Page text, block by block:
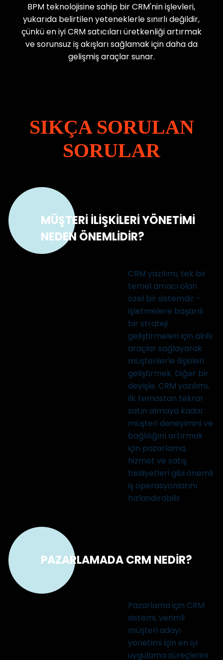
BPM teknolojisine sahip bir CRM'nin işlevleri,
yukarıda belirtilen yeteneklerle sınırlı değildir,
çünkü en iyi CRM satıcıları üretkenliği artırmak
ve sorunsuz iş akışları sağlamak için daha da
gelişmiş araçlar sunar.
SIKÇA SORULAN
SORULAR
MÜŞTERİ İLİŞKİLERİ YÖNETİMİ
NEDEN ÖNEMLİDİR?
CRM yazılımı, tek bir
temel amacı olan
özel bir sistemdir -
işletmelere başarılı
bir strateji
geliştirmeleri için akıllı
araçlar sağlayarak
müşterilerle ilişkileri
geliştirmek. Diğer bir
deyişle, CRM yazılımı,
ilk temastan tekrar
satın almaya kadar
müşteri deneyimini ve
bağlılığını artırmak
için pazarlama,
hizmet ve satış
faaliyetleri gibi önemli
iş operasyonlarını
hızlandırabilir.
PAZARLAMADA CRM NEDİR?
Pazarlama için CRM
sistemi, verimli
müşteri adayı
yönetimi için en iyi
uygulama süreçlerini